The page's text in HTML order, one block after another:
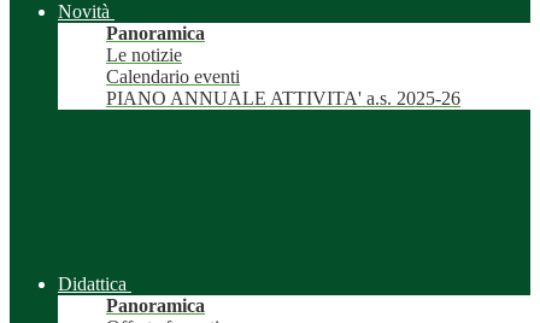
Novità
Panoramica
Le notizie
Calendario eventi
PIANO ANNUALE ATTIVITA' a.s. 2025-26
Didattica
Panoramica